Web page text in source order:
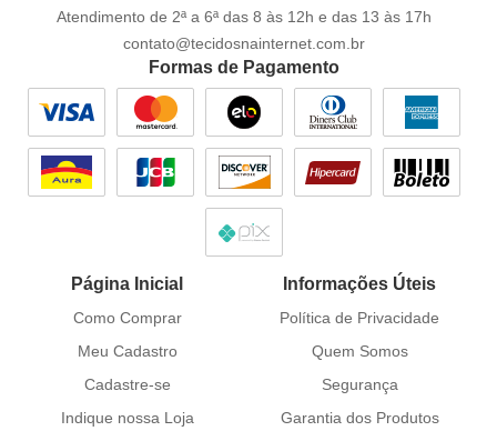
Atendimento de 2ª a 6ª das 8 às 12h e das 13 às 17h
contato@tecidosnainternet.com.br
Formas de Pagamento
Página Inicial
Como Comprar
Meu Cadastro
Cadastre-se
Indique nossa Loja
Informações Úteis
Política de Privacidade
Quem Somos
Segurança
Garantia dos Produtos